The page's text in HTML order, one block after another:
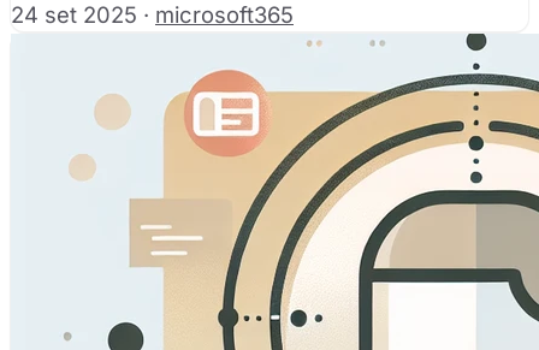
24 set 2025 · microsoft365